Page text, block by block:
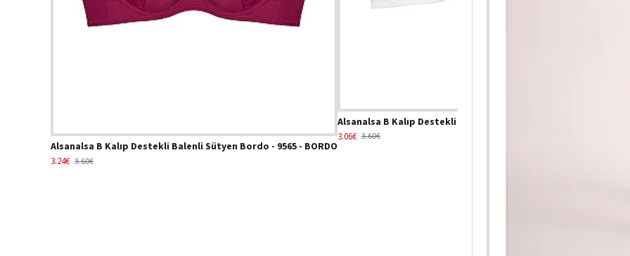
Alsanalsa B Kalıp Destekli Balenli Sütyen Bordo - 9565 - BORDO
3.24€ 3.60€
Alsanalsa B Kalıp Destekli Balenli Sütyen Ekru - 9565 - EKRU
3.06€ 3.60€